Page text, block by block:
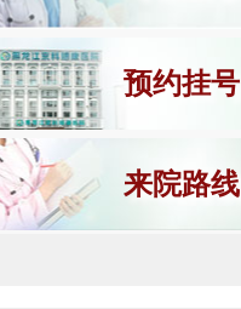
预约挂号
来院路线